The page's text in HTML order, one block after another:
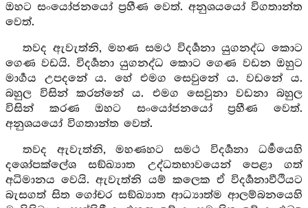
ඔහට සංයෝජනයෝ ප්‍රහීණ වෙත්. අනුශයයෝ විගතාන්ත
වෙත්.
තවද ඇවැත්නි, මහණ සමථ විදර්‍ශනා යුගනද්ධ කොට
ගෙණ වඩයි. විදර්‍ශනා යුගනද්ධ කොට ගෙණ වඩන ඔහුට
මාර්‍ගය උපදනේ ය. හේ එමග සෙවුනේ ය. වඩනේ ය.
බහුල විසින් කරන්නේ ය. එමග සෙවුනා වඩනා බහුල
විසින් කරණ ඔහට සංයෝජනයෝ ප්‍රහීණ වෙත්.
අනුශයයෝ විගතාන්ත වෙත්.
තවද ඇවැත්නි, මහණහට සමථ විදර්‍ශනා ධර්‍මයෙහි
දශෝපක්ලේශ සඞ්ඛ්‍යාත උද්ධතභාවයෙන් පෙළා ගත්
අධිමානය වෙයි. ඇවැත්නි යම් කලෙක ඒ විදර්‍ශනාවීථියට
බැසගත් සිත ගෝචර සඞ්ඛ්‍යාත ආධ්‍යාත්ම ආලම්බනයෙහි